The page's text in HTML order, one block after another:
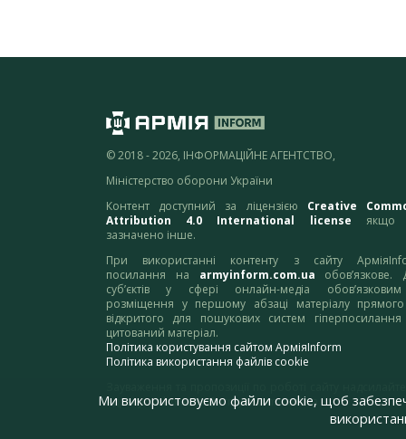
© 2018 - 2026, ІНФОРМАЦІЙНЕ АГЕНТСТВО,
Міністерство оборони України
Контент доступний за ліцензією Creative
Attribution 4.0 International license якщо
зазначено інше.
При використанні контенту з сайту
посилання на armyinform.com.ua обов’язкове.
суб’єктів у сфері онлайн-медіа
розміщення у першому абзаці матеріалу
відкритого для пошукових систем
цитований матеріал.
Політика користування сайтом АрміяInform
Політика використання файлів cookie
адресу:webmaster@armyinform.com.ua
Ми використовуємо файли cookie, щоб